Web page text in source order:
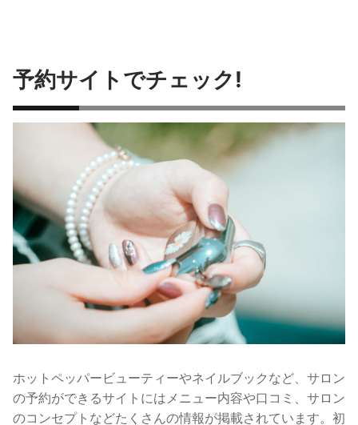
予約サイトでチェック!
ホットペッパービューティーやネイルブックなど、サロン
の予約ができるサイトにはメニュー内容や口コミ、サロン
のコンセプトなどたくさんの情報が掲載されています。 初